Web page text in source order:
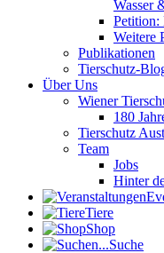
Wasser
Petition:
Weitere
Publikationen
Tierschutz-
Über Uns
Wiener
180
Tierschutz
Team
Jobs
Hinter
Tiere
Shop
Suche